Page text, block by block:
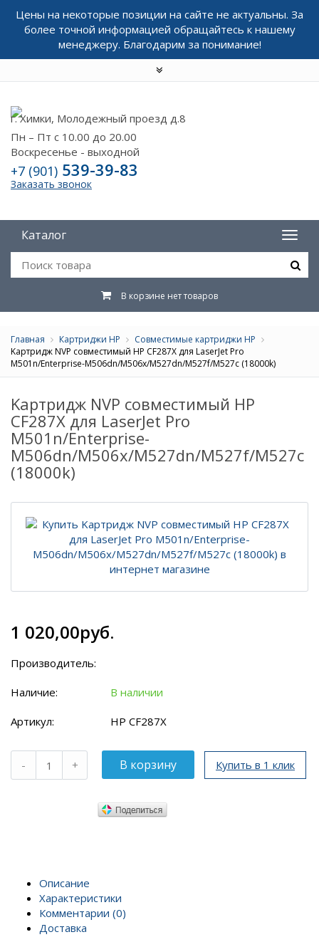
Цены на некоторые позиции на сайте не актуальны. За
более точной информацией обращайтесь к нашему
менеджеру. Благодарим за понимание!
г. Химки, Молодежный проезд д.8
Пн – Пт с 10.00 до 20.00
Воскресенье - выходной
+7 (901) 539-39-83
Заказать звонок
Каталог
В корзине нет товаров
Главная Картриджи HP
Совместимые картриджи HP
Kартридж NVP совместимый HP CF287X для LaserJet Pro
M501n/Enterprise-M506dn/M506x/M527dn/M527f/M527c (18000k)
Kартридж NVP совместимый HP
CF287X для LaserJet Pro
M501n/Enterprise-
M506dn/M506x/M527dn/M527f/M527c
(18000k)
1 020,00руб.
Производитель:
Наличие: В наличии
Артикул: HP CF287X
Купить в 1 клик
Описание
Характеристики
Комментарии (0)
Доставка